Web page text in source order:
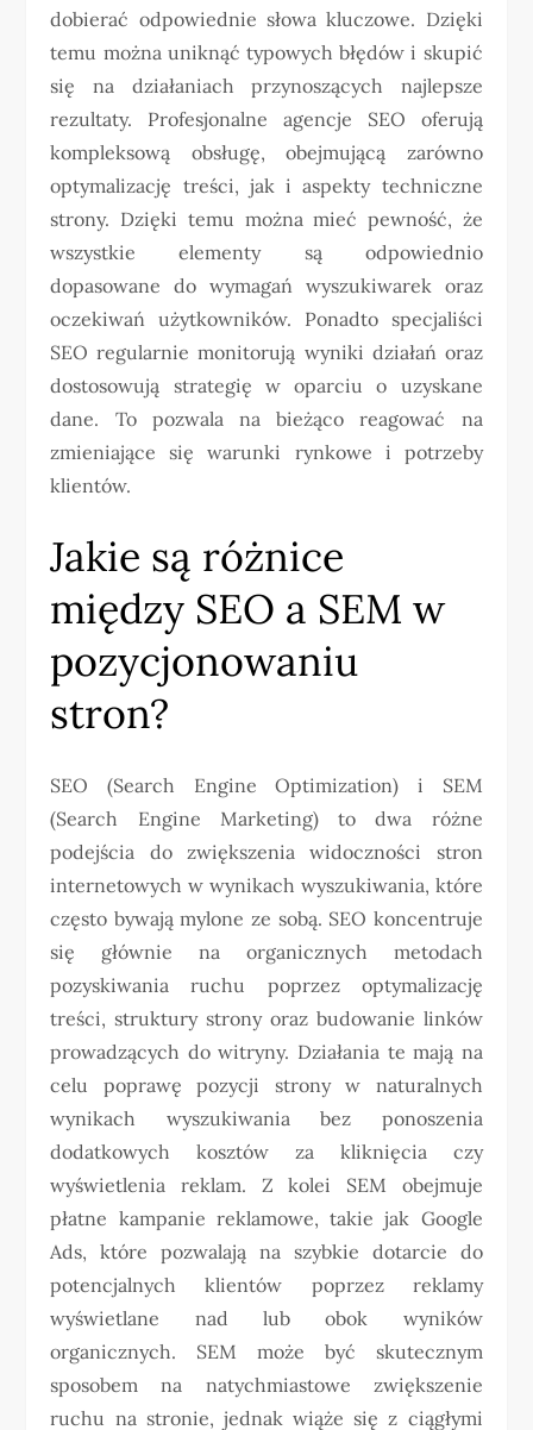
dobierać odpowiednie słowa kluczowe. Dzięki
temu można uniknąć typowych błędów i skupić
się na działaniach przynoszących najlepsze
rezultaty. Profesjonalne agencje SEO oferują
kompleksową obsługę, obejmującą zarówno
optymalizację treści, jak i aspekty techniczne
strony. Dzięki temu można mieć pewność, że
wszystkie elementy są odpowiednio
dopasowane do wymagań wyszukiwarek oraz
oczekiwań użytkowników. Ponadto specjaliści
SEO regularnie monitorują wyniki działań oraz
dostosowują strategię w oparciu o uzyskane
dane. To pozwala na bieżąco reagować na
zmieniające się warunki rynkowe i potrzeby
klientów.
Jakie są różnice
między SEO a SEM w
pozycjonowaniu
stron?
SEO (Search Engine Optimization) i SEM
(Search Engine Marketing) to dwa różne
podejścia do zwiększenia widoczności stron
internetowych w wynikach wyszukiwania, które
często bywają mylone ze sobą. SEO koncentruje
się głównie na organicznych metodach
pozyskiwania ruchu poprzez optymalizację
treści, struktury strony oraz budowanie linków
prowadzących do witryny. Działania te mają na
celu poprawę pozycji strony w naturalnych
wynikach wyszukiwania bez ponoszenia
dodatkowych kosztów za kliknięcia czy
wyświetlenia reklam. Z kolei SEM obejmuje
płatne kampanie reklamowe, takie jak Google
Ads, które pozwalają na szybkie dotarcie do
potencjalnych klientów poprzez reklamy
wyświetlane nad lub obok wyników
organicznych. SEM może być skutecznym
sposobem na natychmiastowe zwiększenie
ruchu na stronie, jednak wiąże się z ciągłymi